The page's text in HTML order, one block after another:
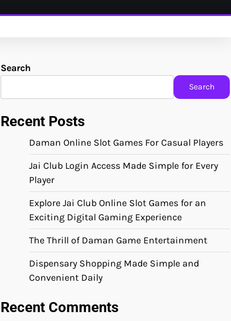
Search
Search
Recent Posts
Daman Online Slot Games For Casual Players
Jai Club Login Access Made Simple for Every
Player
Explore Jai Club Online Slot Games for an
Exciting Digital Gaming Experience
The Thrill of Daman Game Entertainment
Dispensary Shopping Made Simple and
Convenient Daily
Recent Comments